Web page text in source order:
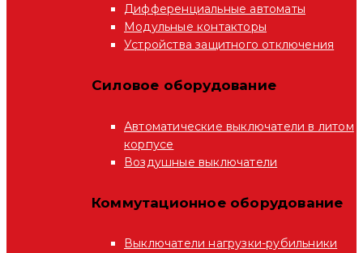
Дифференциальные автоматы
Модульные контакторы
Устройства защитного отключения
Силовое оборудование
Автоматические выключатели в литом
корпусе
Воздушные выключатели
Коммутационное оборудование
Выключатели нагрузки-рубильники